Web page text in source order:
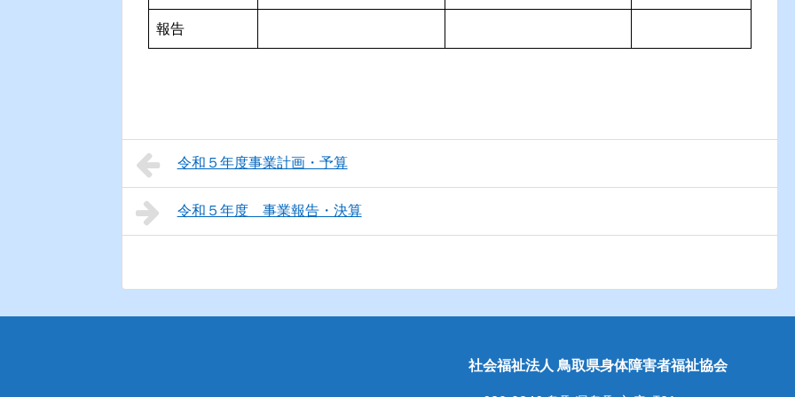
報告
令和５年度事業計画・予算
令和５年度 事業報告・決算
社会福祉法人 鳥取県身体障害者福祉協会